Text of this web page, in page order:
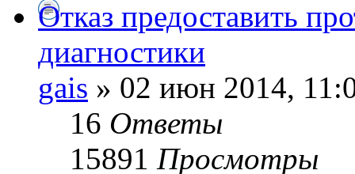
Отказ предоставить
диагностики
gais » 02 июн 2014,
16 Ответы
15891 Просмотры